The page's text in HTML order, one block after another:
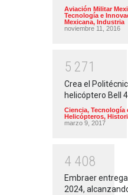
Aviación Militar
Tecnología e
Mexicana, Industria
noviembre 11, 2016
5 271
Crea el
helicóptero Bell
Ciencia, Tecnología
Helicópteros,
marzo 9, 2017
4 408
Embraer
2024,